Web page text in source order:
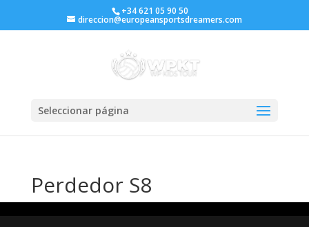
+34 621 05 90 50
direccion@europeansportsdreamers.com
Seleccionar página
Perdedor S8